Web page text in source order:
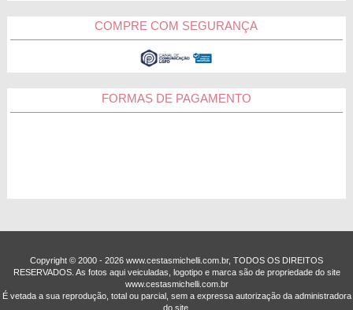
COMPRE COM SEGURANÇA
FORMAS DE PAGAMENTO
Copyright © 2000 - ­2026 www.cestasmichelli.com.br, TODOS OS DIREITOS
RESERVADOS. As fotos aqui veiculadas, logotipo e marca são de propriedade do site
www.cestasmichelli.com.br
É vetada a sua reprodução, total ou parcial, sem a expressa autorização da administradora
do site.